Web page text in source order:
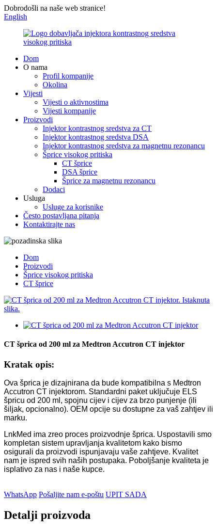
Dobrodošli na naše web stranice!
English
Dom
O nama
Profil kompanije
Okolina
Vijesti
Vijesti o aktivnostima
Vijesti kompanije
Proizvodi
Injektor kontrastnog sredstva za CT
Injektor kontrastnog sredstva DSA
Injektor kontrastnog sredstva za magnetnu rezonancu
Šprice visokog pritiska
CT šprice
DSA šprice
Šprice za magnetnu rezonancu
Dodaci
Usluga
Usluge za korisnike
Često postavljana pitanja
Kontaktirajte nas
Dom
Proizvodi
Šprice visokog pritiska
CT šprice
CT šprica od 200 ml za Medtron Accutron CT injektor
Kratak opis:
Ova šprica je dizajnirana da bude kompatibilna s Medtron
Accutron CT injektorom. Standardni paket uključuje ELS
špricu od 200 ml, spojnu cijev i cijev za brzo punjenje (ili
šiljak, opcionalno). OEM opcije su dostupne za vaš zahtjev ili
marku.
LnkMed ima zreo proces proizvodnje šprica. Uspostavili smo
kompletan sistem upravljanja kvalitetom kako bismo
osigurali da proizvodi ispunjavaju vaše zahtjeve. Kvalitet
nam je ispred svih naših postupaka. Poboljšanje kvaliteta je
isplativo za nas i naše kupce.
WhatsApp Pošaljite nam e-poštu UPIT SADA
Detalji proizvoda